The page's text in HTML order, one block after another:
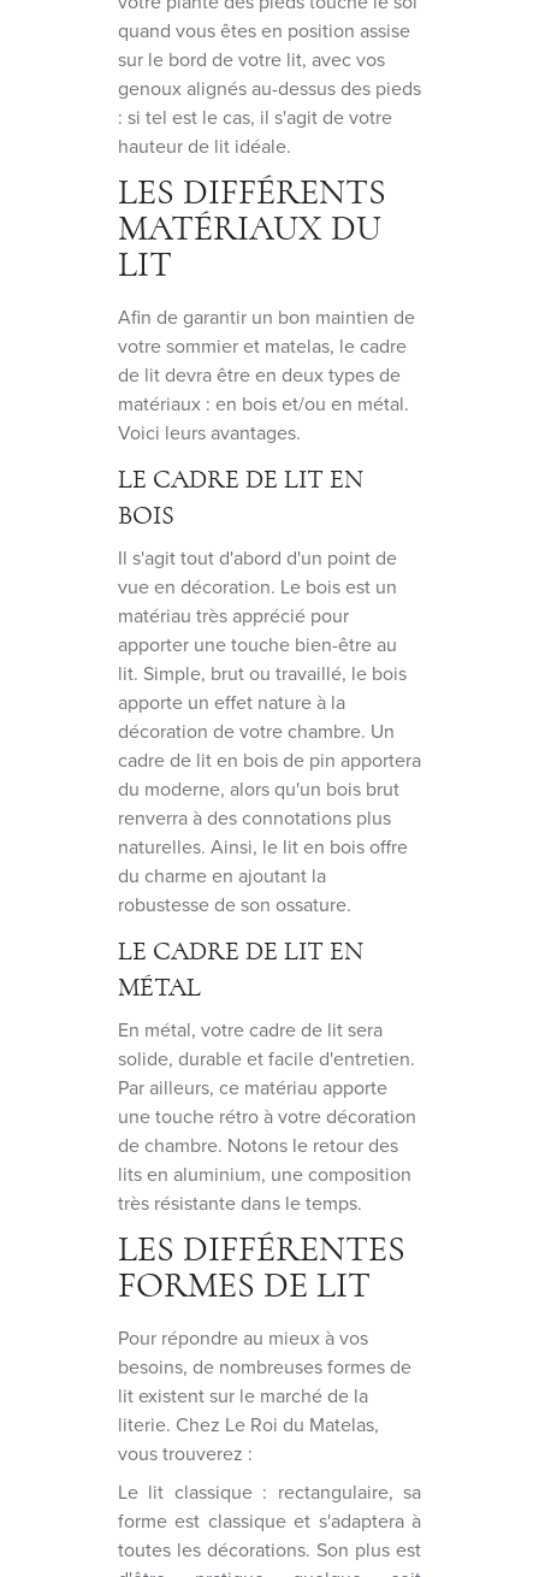
quand vous êtes en position assise
sur le bord de votre lit, avec vos
genoux alignés au-dessus des pieds
: si tel est le cas, il s'agit de votre
hauteur de lit idéale.
LES DIFFÉRENTS
MATÉRIAUX DU
LIT
Afin de garantir un bon maintien de
votre sommier et matelas, le cadre
de lit devra être en deux types de
matériaux : en bois et/ou en métal.
Voici leurs avantages.
LE CADRE DE LIT EN
BOIS
Il s'agit tout d'abord d'un point de
vue en décoration. Le bois est un
matériau très apprécié pour
apporter une touche bien-être au
lit. Simple, brut ou travaillé, le bois
apporte un effet nature à la
décoration de votre chambre. Un
cadre de lit en bois de pin apportera
du moderne, alors qu'un bois brut
renverra à des connotations plus
naturelles. Ainsi, le lit en bois offre
du charme en ajoutant la
robustesse de son ossature.
LE CADRE DE LIT EN
MÉTAL
En métal, votre cadre de lit sera
solide, durable et facile d'entretien.
Par ailleurs, ce matériau apporte
une touche rétro à votre décoration
de chambre. Notons le retour des
lits en aluminium, une composition
très résistante dans le temps.
LES DIFFÉRENTES
FORMES DE LIT
Pour répondre au mieux à vos
besoins, de nombreuses formes de
lit existent sur le marché de la
literie. Chez Le Roi du Matelas,
vous trouverez :
Le lit classique : rectangulaire, sa
forme est classique et s'adaptera à
toutes les décorations. Son plus est